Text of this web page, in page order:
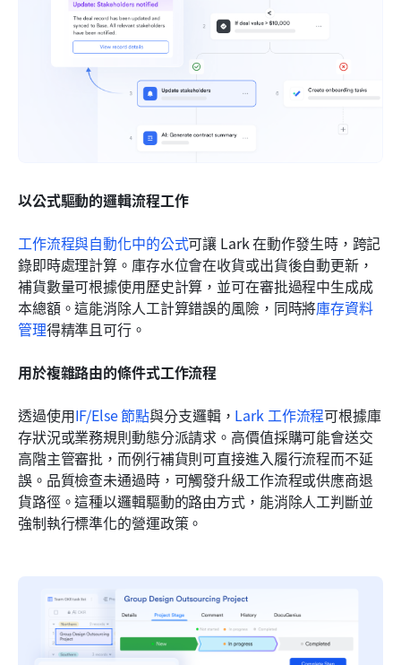
以公式驅動的邏輯流程工作
工作流程與自動化中的公式可讓 Lark 在動作發生時，跨記
錄即時處理計算。庫存水位會在收貨或出貨後自動更新，
補貨數量可根據使用歷史計算，並可在審批過程中生成成
本總額。這能消除人工計算錯誤的風險，同時將庫存資料
管理得精準且可行。
用於複雜路由的條件式工作流程
透過使用IF/Else 節點與分支邏輯， Lark 工作流程可根據庫
存狀況或業務規則動態分派請求。高價值採購可能會送交
高階主管審批，而例行補貨則可直接進入履行流程而不延
誤。品質檢查未通過時，可觸發升級工作流程或供應商退
貨路徑。這種以邏輯驅動的路由方式，能消除人工判斷並
強制執行標準化的營運政策。